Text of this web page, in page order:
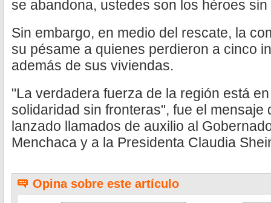
se abandona, ustedes son los héroes
Sin embargo, en medio del rescate, la
su pésame a quienes perdieron a cinco
además de sus viviendas.
"La verdadera fuerza de la región está
solidaridad sin fronteras", fue el mensaje
lanzado llamados de auxilio al
Menchaca y a la Presidenta Claudia
Opina sobre este artículo